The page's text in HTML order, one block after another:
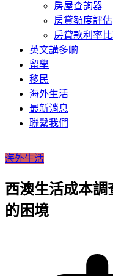
房屋查詢器
房貸額度評估
房貸款利率
英文講多啲
留學
移民
海外生活
最新消息
聯繫我們
海外生活
西澳生活成本
的困境